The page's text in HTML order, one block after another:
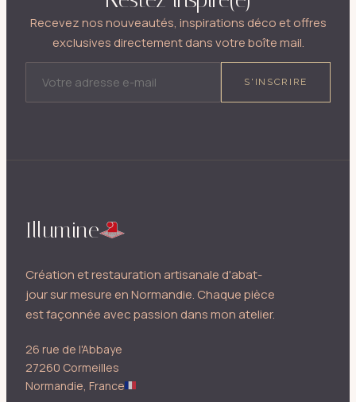
Recevez nos nouveautés, inspirations déco et offres
exclusives directement dans votre boîte mail.
S'INSCRIRE
Illumine
Création et restauration artisanale d'abat-
jour sur mesure en Normandie. Chaque pièce
est façonnée avec passion dans mon atelier.
26 rue de l'Abbaye
27260 Cormeilles
Normandie, France